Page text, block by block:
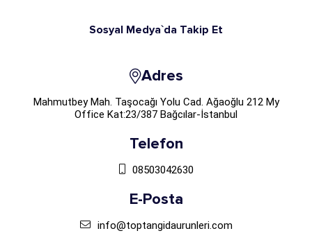
Sosyal Medya`da Takip Et
Adres
Mahmutbey Mah. Taşocağı Yolu Cad. Ağaoğlu 212 My
Office Kat:23/387 Bağcılar-İstanbul
Telefon
08503042630
E-Posta
info@toptangidaurunleri.com